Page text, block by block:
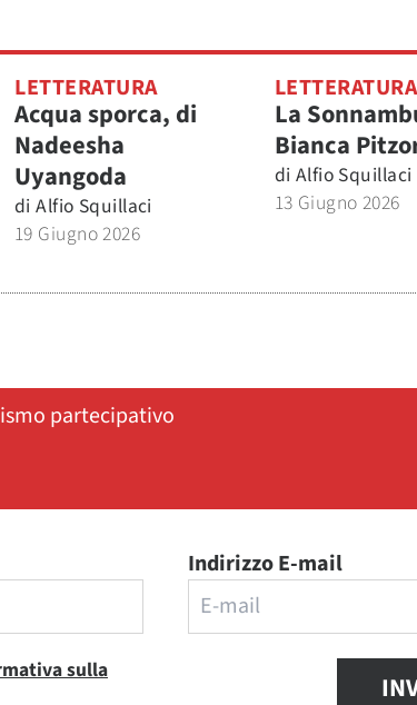
LETTERATURA
Acqua sporca, di
Nadeesha
Uyangoda
di Alfio Squillaci
19 Giugno 2026
LETTERATURA
La
Bianca
di Alfio Squillaci
13 Giugno 2026
partecipativo
Indirizzo E-mail
sulla